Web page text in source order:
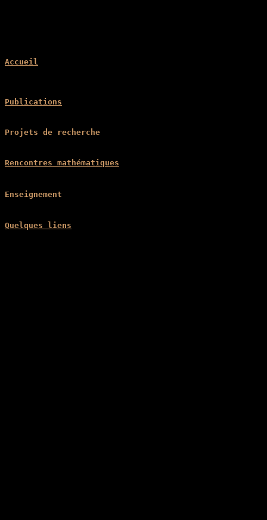
Accueil
Publications
Projets de recherche
Rencontres mathématiques
Enseignement
Quelques liens